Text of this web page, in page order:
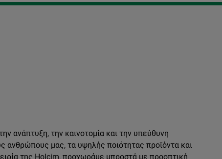
ανάπτυξη, την καινοτομία και την υπεύθυνη
ανθρώπους μας, τα υψηλής ποιότητας προϊόντα και
της Holcim, προχωράμε μπροστά με προοπτική